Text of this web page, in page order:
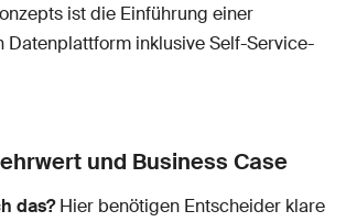
ist die Einführung einer
Datenplattform inklusive Self-Service-
und Business Case
das?Hier benötigen Entscheider klare